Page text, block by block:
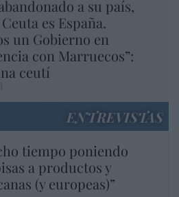
a su país,
es España.
un Gobierno en
con Marruecos”:
ceutí
ENTREVISTAS
tiempo poniendo
a productos y
(y europeas)”